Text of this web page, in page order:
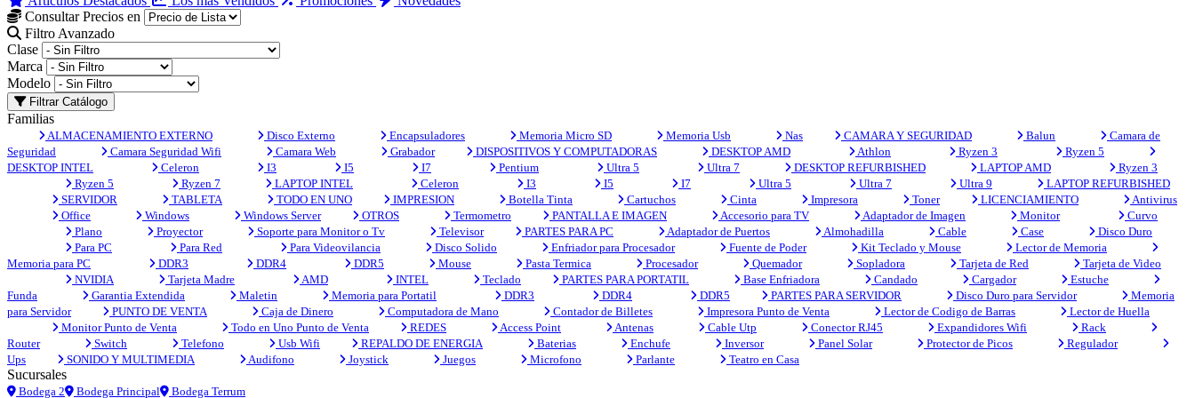
Consultar Precios en
Filtro Avanzado
Clase
Marca
Modelo
Filtrar Catálogo
Familias
ALMACENAMIENTO EXTERNO Disco Externo Encapsuladores Memoria Micro SD Memoria Usb Nas CAMARA Y SEGURIDAD Balun
Camara de
Seguridad
Camara Seguridad Wifi Camara Web Grabador DISPOSITIVOS Y COMPUTADORAS DESKTOP AMD Athlon Ryzen 3
Ryzen 5
DESKTOP INTEL
Celeron I3 I5 I7 Pentium Ultra 5 Ultra 7 DESKTOP REFURBISHED LAPTOP AMD
Ryzen 3
Ryzen 5
Ryzen 7 LAPTOP INTEL Celeron I3 I5 I7 Ultra 5 Ultra 7 Ultra 9
LAPTOP REFURBISHED
SERVIDOR
TABLETA TODO EN UNO IMPRESION Botella Tinta Cartuchos Cinta Impresora Toner LICENCIAMIENTO
Antivirus
Office
Windows Windows Server OTROS Termometro PANTALLA E IMAGEN Accesorio para TV Adaptador de Imagen Monitor
Curvo
Plano
Proyector Soporte para Monitor o Tv Televisor PARTES PARA PC Adaptador de Puertos Almohadilla Cable Case
Disco Duro
Para PC
Para Red Para Videovilancia Disco Solido Enfriador para Procesador Fuente de Poder Kit Teclado y Mouse
Lector de Memoria
Memoria para PC
DDR3 DDR4 DDR5 Mouse Pasta Termica Procesador Quemador Sopladora Tarjeta de Red
Tarjeta de Video
NVIDIA
Tarjeta Madre AMD INTEL Teclado PARTES PARA PORTATIL Base Enfriadora Candado Cargador
Estuche
Funda
Garantia Extendida Maletin Memoria para Portatil DDR3 DDR4 DDR5 PARTES PARA SERVIDOR Disco Duro para Servidor
Memoria
para Servidor
PUNTO DE VENTA Caja de Dinero Computadora de Mano Contador de Billetes Impresora Punto de Venta Lector de Codigo de Barras
Lector de Huella
Monitor Punto de Venta
Todo en Uno Punto de Venta REDES Access Point Antenas Cable Utp Conector RJ45 Expandidores Wifi
Rack
Router
Switch Telefono Usb Wifi REPALDO DE ENERGIA Baterias Enchufe Inversor Panel Solar Protector de Picos
Regulador
Ups
SONIDO Y MULTIMEDIA Audifono Joystick Juegos Microfono Parlante Teatro en Casa
Sucursales
Bodega 2 Bodega Principal Bodega Terrum